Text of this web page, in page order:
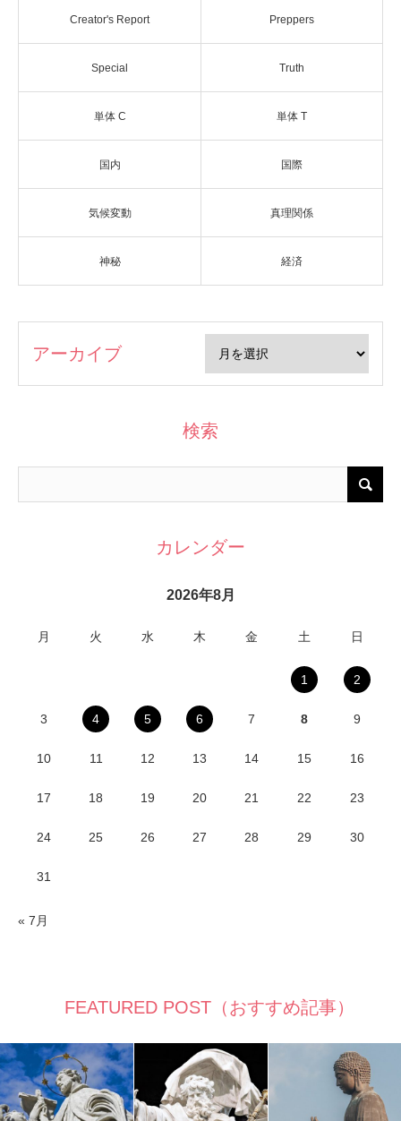
Creator's Report Preppers
Special Truth
単体 C 単体 T
国内 国際
気候変動 真理関係
神秘 経済
アーカイブ
検索
カレンダー
2026年8月
月 火 水 木 金 土 日
1 2
3 4 5 6 7 8 9
10 11 12 13 14 15 16
17 18 19 20 21 22 23
24 25 26 27 28 29 30
31
« 7月
FEATURED POST（おすすめ記事）